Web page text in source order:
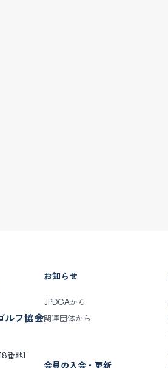
ルフ協会
番地1
お知らせ
JPDGAから
関連団体から
会員の入会・更新